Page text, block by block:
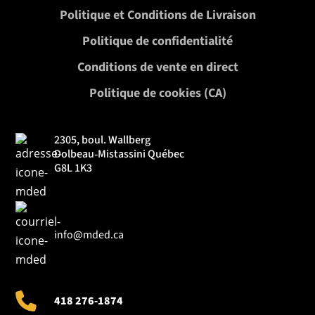
2305, boul. Wallberg
Dolbeau‑Mistassini Québec
G8L 1K3
Politique et Conditions de Livraison
Politique de confidentialité
Conditions de vente en direct
Politique de cookies (CA)
info@mded.ca
418 276-1874